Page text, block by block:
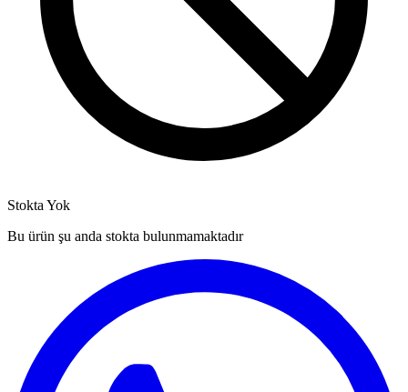
Stokta Yok
Bu ürün şu anda stokta bulunmamaktadır